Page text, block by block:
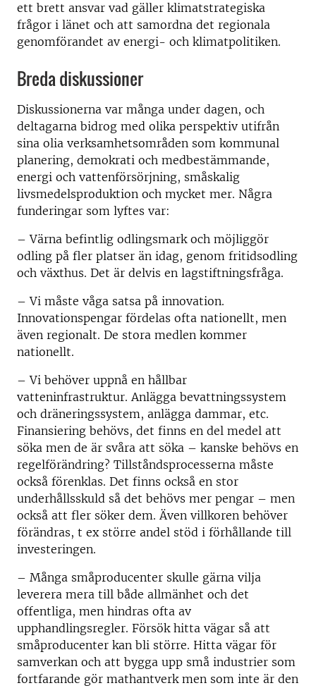
ett brett ansvar vad gäller klimatstrategiska
frågor i länet och att samordna det regionala
genomförandet av energi- och klimatpolitiken.
Breda diskussioner
Diskussionerna var många under dagen, och
deltagarna bidrog med olika perspektiv utifrån
sina olia verksamhetsområden som kommunal
planering, demokrati och medbestämmande,
energi och vattenförsörjning, småskalig
livsmedelsproduktion och mycket mer. Några
funderingar som lyftes var:
– Värna befintlig odlingsmark och möjliggör
odling på fler platser än idag, genom fritidsodling
och växthus. Det är delvis en lagstiftningsfråga.
– Vi måste våga satsa på innovation.
Innovationspengar fördelas ofta nationellt, men
även regionalt. De stora medlen kommer
nationellt.
– Vi behöver uppnå en hållbar
vatteninfrastruktur. Anlägga bevattningssystem
och dräneringssystem, anlägga dammar, etc.
Finansiering behövs, det finns en del medel att
söka men de är svåra att söka – kanske behövs en
regelförändring? Tillståndsprocesserna måste
också förenklas. Det finns också en stor
underhållsskuld så det behövs mer pengar – men
också att fler söker dem. Även villkoren behöver
förändras, t ex större andel stöd i förhållande till
investeringen.
– Många småproducenter skulle gärna vilja
leverera mera till både allmänhet och det
offentliga, men hindras ofta av
upphandlingsregler. Försök hitta vägar så att
småproducenter kan bli större. Hitta vägar för
samverkan och att bygga upp små industrier som
fortfarande gör mathantverk men som inte är den